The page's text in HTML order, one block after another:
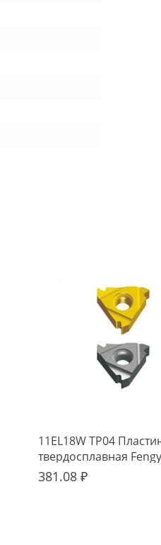
11EL18W TP04
твердосплавная
381.08 ₽